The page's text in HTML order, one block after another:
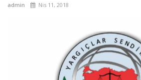
admin Nis 11, 2018